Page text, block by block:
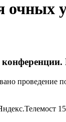
проведение